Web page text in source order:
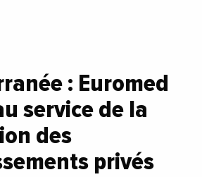
: Euromed
service de la
des
privés